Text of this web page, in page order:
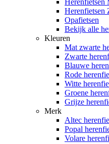
Herenfietsen
Herenfietsen
Opafietsen
Bekijk alle
Kleuren
Mat zwarte
Zwarte
Blauwe
Rode
Witte
Groene
Grijze
Merk
Altec
Popal
Volare